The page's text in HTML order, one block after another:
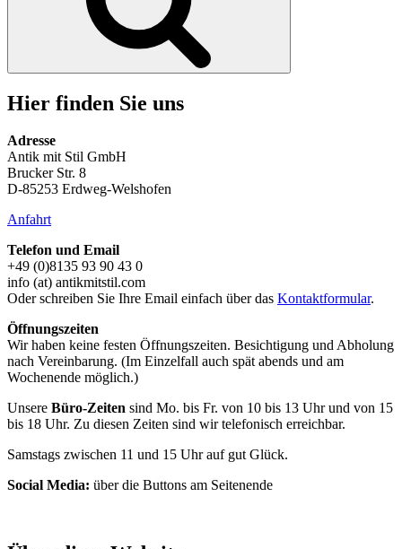
Hier finden Sie uns
Adresse
Antik mit Stil GmbH
Brucker Str. 8
D-85253 Erdweg-Welshofen
Anfahrt
Telefon und Email
+49 (0)8135 93 90 43 0
info (at) antikmitstil.com
Oder schreiben Sie Ihre Email einfach über das Kontaktformular.
Öffnungszeiten
Wir haben keine festen Öffnungszeiten. Besichtigung und Abholung
nach Vereinbarung. (Im Einzelfall auch spät abends und am
Wochenende möglich.)
Unsere Büro-Zeiten sind Mo. bis Fr. von 10 bis 13 Uhr und von 15
bis 18 Uhr. Zu diesen Zeiten sind wir telefonisch erreichbar.
Samstags zwischen 11 und 15 Uhr auf gut Glück.
Social Media: über die Buttons am Seitenende